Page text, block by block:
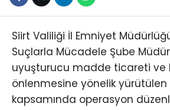
Siirt Valiliği İl Emniyet
Suçlarla Mücadele Şube
uyuşturucu madde ticareti ve
önlenmesine yönelik yürütülen
kapsamında operasyon